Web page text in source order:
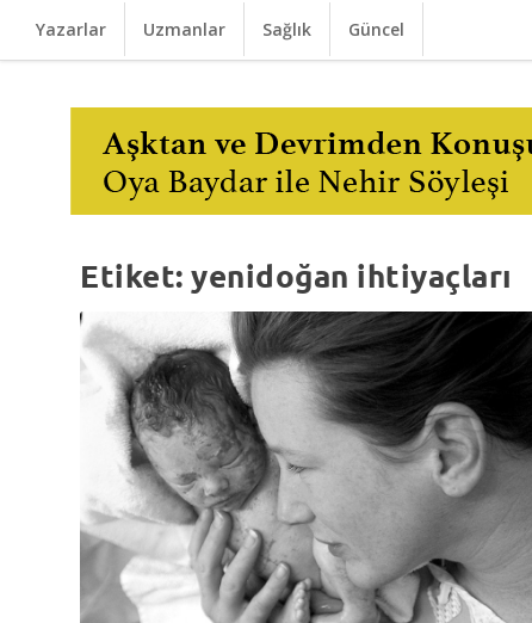
Yazarlar Uzmanlar Sağlık Güncel
Etiket:yenidoğan ihtiyaçları